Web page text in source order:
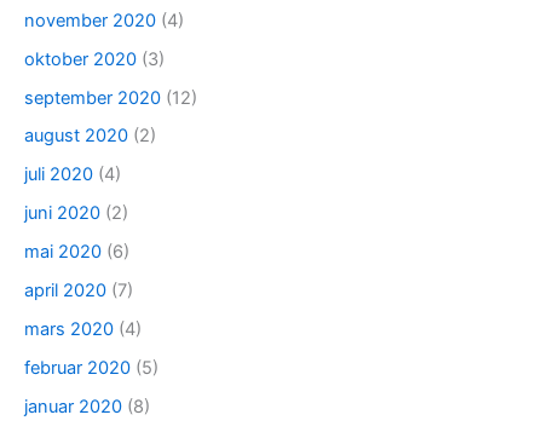
november 2020 (4)
oktober 2020 (3)
september 2020 (12)
august 2020 (2)
juli 2020 (4)
juni 2020 (2)
mai 2020 (6)
april 2020 (7)
mars 2020 (4)
februar 2020 (5)
januar 2020 (8)